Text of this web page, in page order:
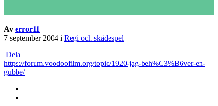
Av error11
7 september 2004 i Regi och skådespel
Dela
https://forum.voodoofilm.org/topic/1920-jag-beh%C3%B6ver-en-
gubbe/